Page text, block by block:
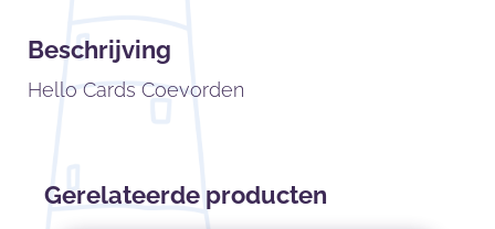
Beschrijving
Hello Cards Coevorden
Gerelateerde producten